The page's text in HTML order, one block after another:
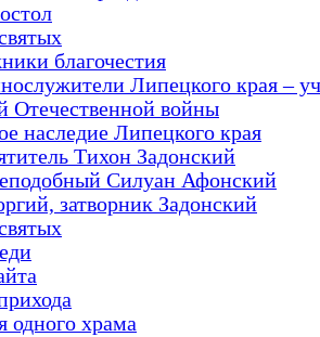
благочестия
Липецкого края –
Отечественной войны
наследие Липецкого края
Тихон Задонский
Силуан Афонский
затворник Задонский
одного храма